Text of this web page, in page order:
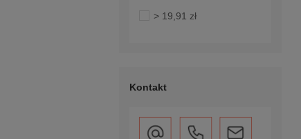
> 19,91 zł
Kontakt